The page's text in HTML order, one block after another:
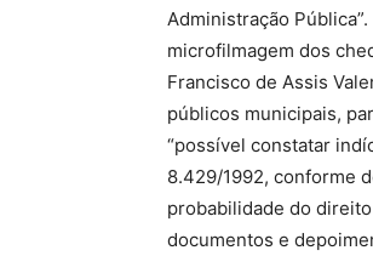
Administração
microfilmagem dos
Francisco de Assis
públicos municipais,
“possível constatar
8.429/1992, conforme
probabilidade do
documentos e